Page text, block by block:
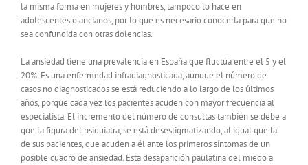
la misma forma en mujeres y hombres, tampoco lo hace en
adolescentes o ancianos, por lo que es necesario conocerla para que no
sea confundida con otras dolencias.
La ansiedad tiene una prevalencia en España que fluctúa entre el 5 y el
20%. Es una enfermedad infradiagnosticada, aunque el número de
casos no diagnosticados se está reduciendo a lo largo de los últimos
años, porque cada vez los pacientes acuden con mayor frecuencia al
especialista. El incremento del número de consultas también se debe a
que la figura del psiquiatra, se está desestigmatizando, al igual que la
de sus pacientes, que acuden a él ante los primeros síntomas de un
posible cuadro de ansiedad. Esta desaparición paulatina del miedo a